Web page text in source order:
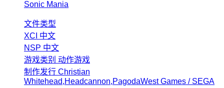
Sonic Mania
文件类型
XCI 中文
NSP 中文
游戏类别 动作游戏
制作发行 Christian
Whitehead,Headcannon,PagodaWest Games / SEGA